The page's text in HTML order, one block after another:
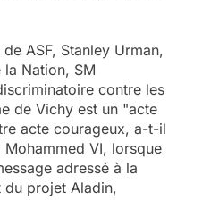
ASF, Stanley Urman,
Nation, SM
contre les
de Vichy est un "acte
acte courageux, a-t-il
VI, lorsque
adressé à la
du projet Aladin,